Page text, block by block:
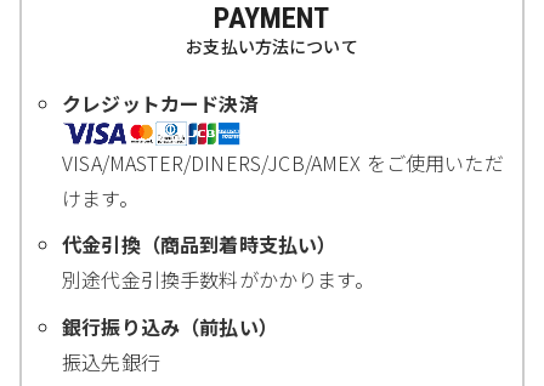
PAYMENT
お支払い方法について
クレジットカード決済
VISA/MASTER/DINERS/JCB/AMEX をご使用いただ
けます。
代金引換（商品到着時支払い）
別途代金引換手数料がかかります。
銀行振り込み（前払い）
振込先銀行